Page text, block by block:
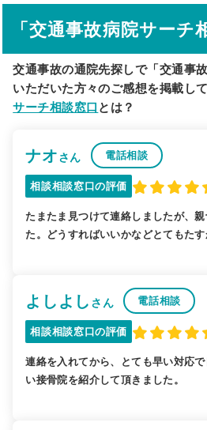
駅から探す
「交通事故病院サーチ
交通事故の通院先探しで「交通事
いただいた方々のご感想を掲載し
サーチ相談窓口 とは？
ナオさん 電話相談
相談相談窓口の評価
たまたま見つけて連絡しましたが、
た。どうすればいいかなどとてもた
よしよし さん 電話相談
相談相談窓口の評価
連絡を入れてから、とても早い対応
い接骨院を紹介して頂きました。